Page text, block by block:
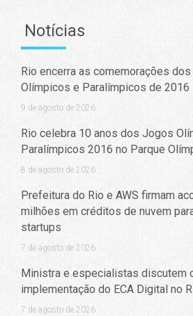
Notícias
Rio encerra as comemorações
Olímpicos e Paralímpicos de 2016
9 de agosto de 2026
Rio celebra 10 anos dos Jogos
Paralímpicos 2016 no Parque
8 de agosto de 2026
Prefeitura do Rio e AWS firmam
milhões em créditos de nuvem
startups
7 de agosto de 2026
Ministra e especialistas discutem
implementação do ECA Digital no
7 de agosto de 2026